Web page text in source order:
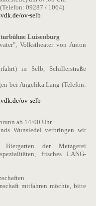
09287 / 1064)
ov-selb
Luisenburg
Volkstheater von Anton
in Selb, Schillerstraße
bei Angelika Lang (Telefon:
ov-selb
ab 14:00 Uhr
Wunsiedel verbringen wir
Biergarten der Metzgerei
frisches LANG-
mitfahren möchte, bitte